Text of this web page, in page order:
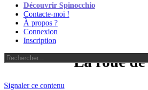
Découvrir Spinocchio
Contacte-moi !
À propos ?
Connexion
Inscription
La roue de
Signaler ce contenu